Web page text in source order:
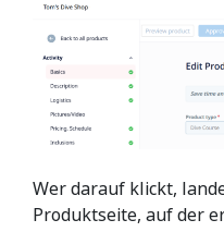
Wer darauf klickt,
Produktseite, auf der